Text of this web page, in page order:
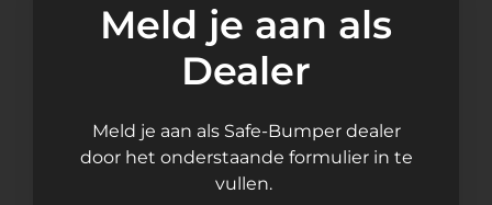
Meld je aan als
Dealer
Meld je aan als Safe-Bumper dealer
door het onderstaande formulier in te
vullen.